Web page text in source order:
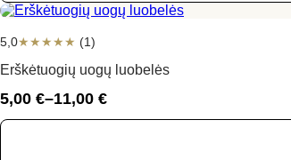
13,00 €
5,0★★★★★ (1)
Erškėtuogių uogų luobelės
5,00 €–11,00 €
Price
range: